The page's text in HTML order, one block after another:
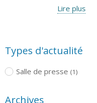
Lire plus
Types d'actualité
Salle de presse (1)
Archives